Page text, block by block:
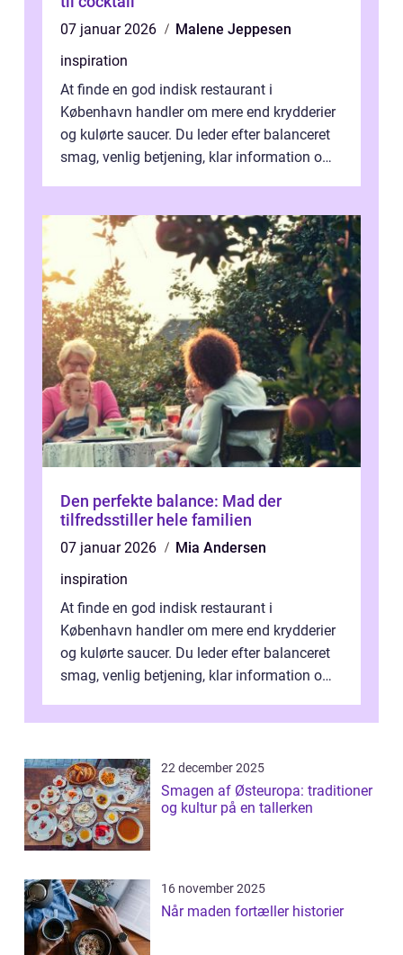
07 januar 2026
Malene Jeppesen
inspiration
At finde en god indisk restaurant i
København handler om mere end krydderier
og kulørte saucer. Du leder efter balanceret
smag, venlig betjening, klar information om
Den perfekte balance: Mad der
tilfredsstiller hele familien
07 januar 2026
Mia Andersen
inspiration
At finde en god indisk restaurant i
København handler om mere end krydderier
og kulørte saucer. Du leder efter balanceret
smag, venlig betjening, klar information om
22 december 2025
Smagen af Østeuropa: traditioner
og kultur på en tallerken
16 november 2025
Når maden fortæller historier